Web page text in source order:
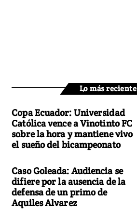
Lo más reciente
Copa Ecuador: Universidad
Católica vence a Vinotinto FC
sobre la hora y mantiene vivo
el sueño del bicampeonato
Caso Goleada: Audiencia se
difiere por la ausencia de la
defensa de un primo de
Aquiles Alvarez